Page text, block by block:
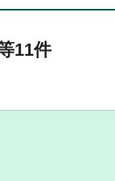
11件